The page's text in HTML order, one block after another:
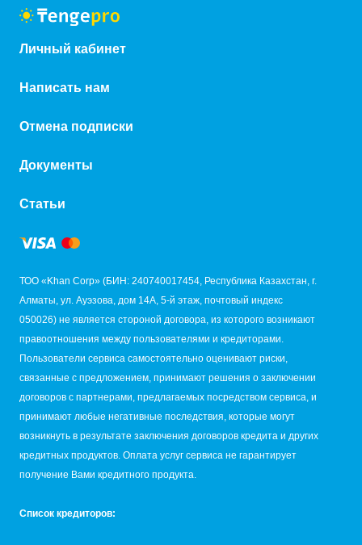
Личный кабинет
Написать нам
Отмена подписки
Документы
Статьи
ТОО «Khan Corp» (БИН: 240740017454, Республика Казахстан, г.
Алматы, ул. Ауэзова, дом 14А, 5-й этаж, почтовый индекс
050026) не является стороной договора, из которого возникают
правоотношения между пользователями и кредиторами.
Пользователи сервиса самостоятельно оценивают риски,
связанные с предложением, принимают решения о заключении
договоров с партнерами, предлагаемых посредством сервиса, и
принимают любые негативные последствия, которые могут
возникнуть в результате заключения договоров кредита и других
кредитных продуктов. Оплата услуг сервиса не гарантирует
получение Вами кредитного продукта.
Список кредиторов: